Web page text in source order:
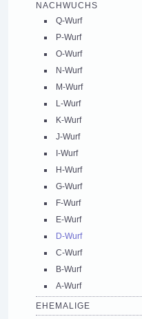
NACHWUCHS
Q-Wurf
P-Wurf
O-Wurf
N-Wurf
M-Wurf
L-Wurf
K-Wurf
J-Wurf
I-Wurf
H-Wurf
G-Wurf
F-Wurf
E-Wurf
D-Wurf
C-Wurf
B-Wurf
A-Wurf
EHEMALIGE